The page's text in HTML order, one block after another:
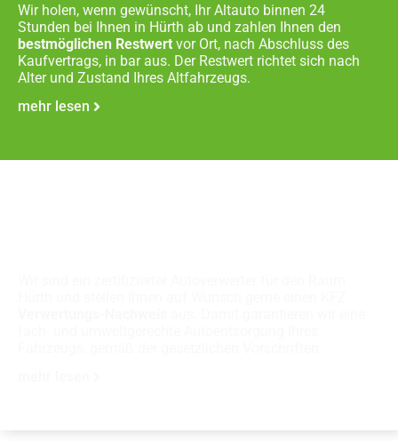
Wir holen, wenn gewünscht, Ihr Altauto binnen 24
Stunden bei Ihnen in Hürth ab und zahlen Ihnen den
bestmöglichen Restwert vor Ort, nach Abschluss des
Kaufvertrags, in bar aus. Der Restwert richtet sich nach
Alter und Zustand Ihres Altfahrzeugs.
mehr lesen